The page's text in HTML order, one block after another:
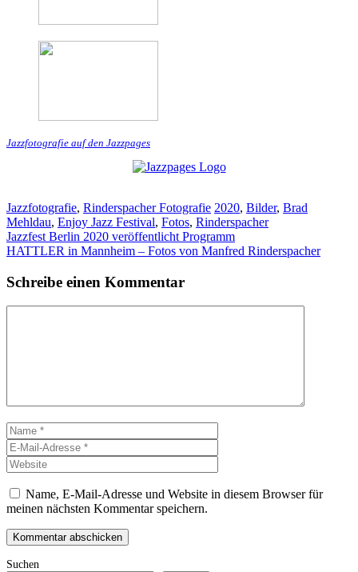
Jazzfotografie auf den Jazzpages
Kategorien
Jazzfotografie, Rinderspacher Fotografie Schlagwörter
2020, Bilder, Brad
Mehldau, Enjoy Jazz Festival, Fotos, Rinderspacher
Jazzfest Berlin 2020 veröffentlicht Programm
HATTLER in Mannheim – Fotos von Manfred Rinderspacher
Schreibe einen Kommentar
Name
Mail-
Adresse
Name, E-Mail-Adresse und Website in diesem Browser für
meinen nächsten Kommentar speichern.
Suchen